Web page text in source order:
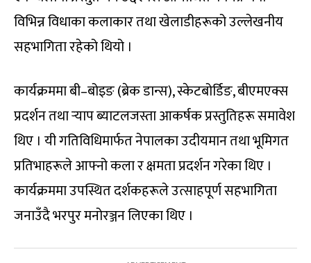
विभिन्न विधाका कलाकार तथा खेलाडीहरूको उल्लेखनीय
सहभागिता रहेको थियो ।
कार्यक्रममा बी–बोइङ (ब्रेक डान्स), स्केटबोर्डिङ, बीएमएक्स
प्रदर्शन तथा र्‍याप ब्याटलजस्ता आकर्षक प्रस्तुतिहरू समावेश
थिए । यी गतिविधिमार्फत नेपालका उदीयमान तथा भूमिगत
प्रतिभाहरूले आफ्नो कला र क्षमता प्रदर्शन गरेका थिए ।
कार्यक्रममा उपस्थित दर्शकहरूले उत्साहपूर्ण सहभागिता
जनाउँदै भरपुर मनोरञ्जन लिएका थिए ।